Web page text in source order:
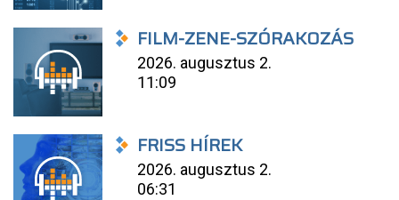
FILM-ZENE-SZÓRAKOZÁS
2026. augusztus 2.
11:09
FRISS HÍREK
2026. augusztus 2.
06:31